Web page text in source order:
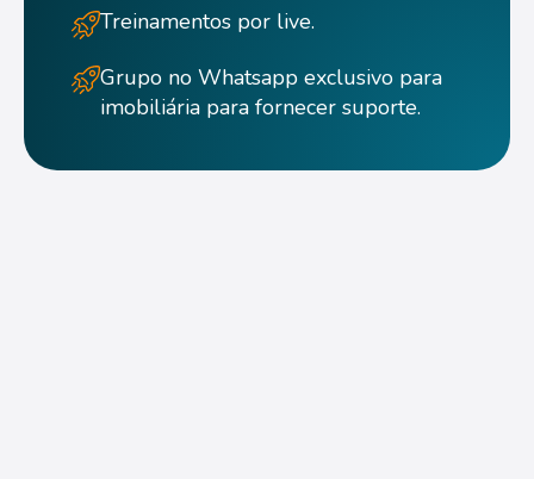
Treinamentos por live.
Grupo no Whatsapp exclusivo para
imobiliária para fornecer suporte.